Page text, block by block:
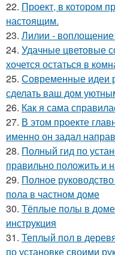
22. Проект, в котором
настоящим.
23. Лилии - воплощение
24. Удачные цветовые
хочется остаться в
25. Современные идеи
сделать ваш дом
26. Как я сама
27. В этом проекте
именно он задал
28. Полный гид по
правильно положить и
29. Полное
пола в частном доме
30. Тёплые полы в
инструкция
31. Теплый пол в
по установке своими